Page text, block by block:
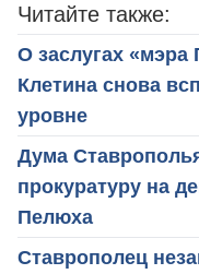
Читайте также:
О заслугах «мэра
Клетина снова
уровне
Дума
прокуратуру на
Пелюха
Ставрополец